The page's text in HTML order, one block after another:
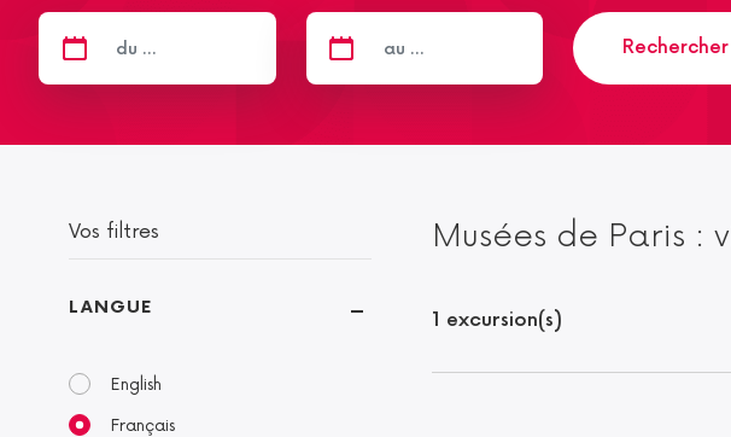
Rechercher
Musées de Paris :
1 excursion(s)
Vos filtres
LANGUE
English
Français